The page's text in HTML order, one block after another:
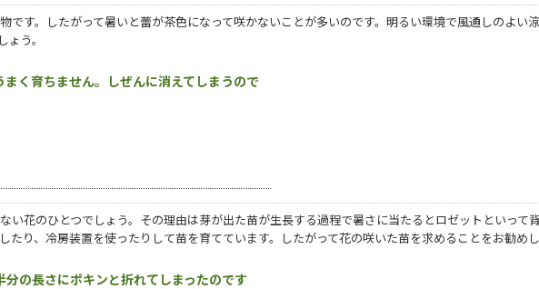
です。したがって暑いと蕾が茶色になって咲かないことが多いのです。明るい環境で風通しのよい
う。
く育ちません。しぜんに消えてしまうので
い花のひとつでしょう。その理由は芽が出た苗が生長する過程で暑さに当たるとロゼットといって
り、冷房装置を使ったりして苗を育てています。したがって花の咲いた苗を求めることをお勧めし
の長さにポキンと折れてしまったのです